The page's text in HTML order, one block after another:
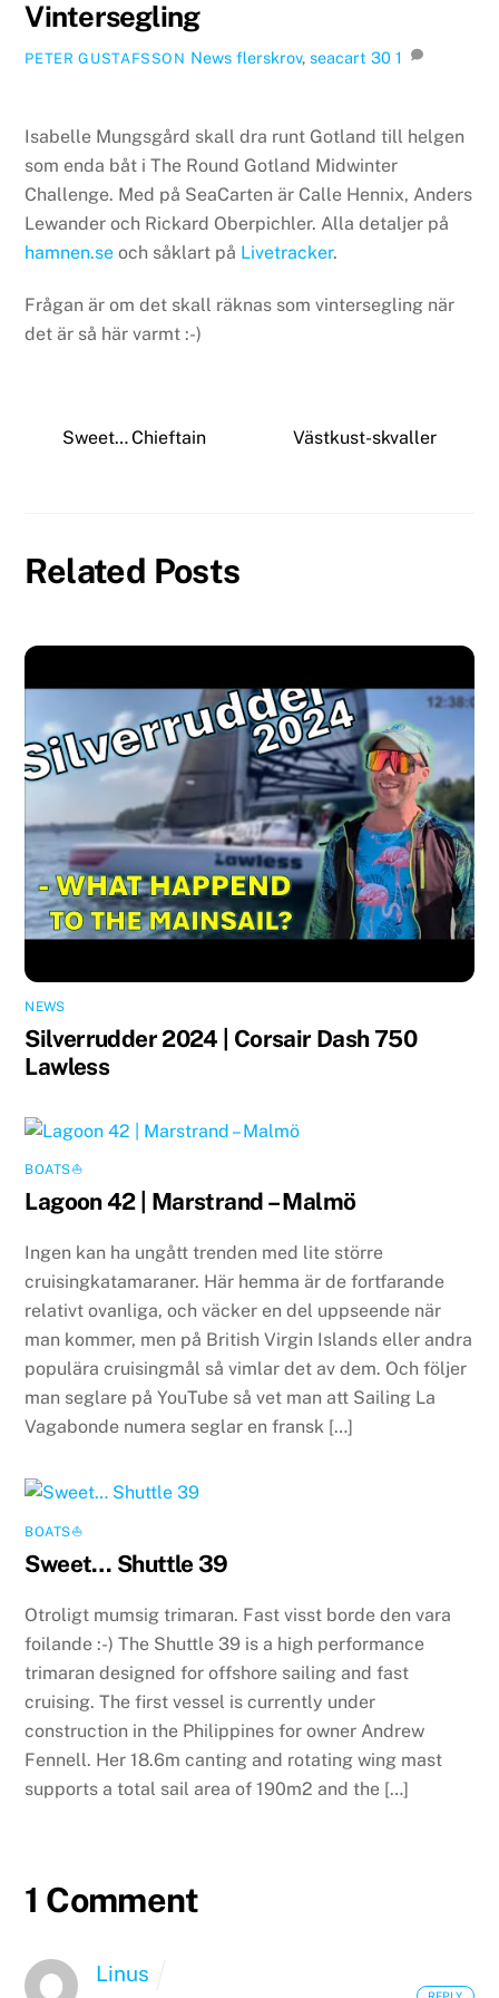
Vintersegling
PETER GUSTAFSSON News flerskrov, seacart 30 1
Isabelle Mungsgård skall dra runt Gotland till helgen
som enda båt i The Round Gotland Midwinter
Challenge. Med på SeaCarten är Calle Hennix, Anders
Lewander och Rickard Oberpichler. Alla detaljer på
hamnen.se och såklart på Livetracker.
Frågan är om det skall räknas som vintersegling när
det är så här varmt :-)
Sweet… Chieftain Västkust-skvaller
Related Posts
NEWS
Silverrudder 2024 | Corsair Dash 750
Lawless
BOATS⛵️
Lagoon 42 | Marstrand – Malmö
Ingen kan ha ungått trenden med lite större
cruisingkatamaraner. Här hemma är de fortfarande
relativt ovanliga, och väcker en del uppseende när
man kommer, men på British Virgin Islands eller andra
populära cruisingmål så vimlar det av dem. Och följer
man seglare på YouTube så vet man att Sailing La
Vagabonde numera seglar en fransk […]
BOATS⛵️
Sweet… Shuttle 39
Otroligt mumsig trimaran. Fast visst borde den vara
foilande :-) The Shuttle 39 is a high performance
trimaran designed for offshore sailing and fast
cruising. The first vessel is currently under
construction in the Philippines for owner Andrew
Fennell. Her 18.6m canting and rotating wing mast
supports a total sail area of 190m2 and the […]
1 Comment
Linus